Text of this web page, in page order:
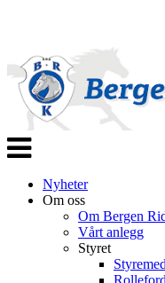
Veksle
navigasjon
Nyheter
Om oss
Om Bergen
Vårt anlegg
Styret